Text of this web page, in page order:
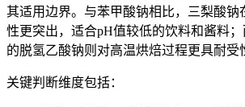
其适用边界。与苯甲酸钠相比，三梨酸钠
性更突出，适合pH值较低的饮料和酱料
的脱氢乙酸钠则对高温烘焙过程更具耐受
关键判断维度包括：